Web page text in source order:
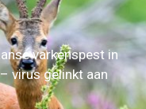
varkenspest in
virus gelinkt aan